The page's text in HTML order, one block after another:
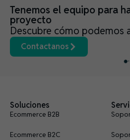
Tenemos el equipo para
proyecto
Descubre cómo podemos
Contactanos
Soluciones
Ecommerce B2B
Ecommerce B2C